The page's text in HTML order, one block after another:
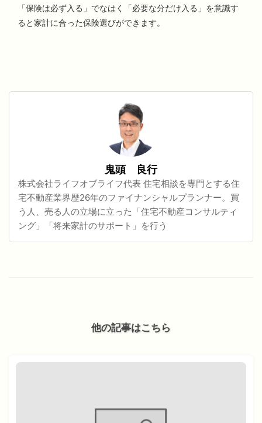
「保険は必ず入る」でなはく「必要な分だけ入る」を意識す
ると家計に合った保険選びができます。
鬼頭 良行
株式会社ライフオブライフ代表 住宅相談を専門とする住
宅不動産業界歴26年のファイナンシャルプランナー。買
う人、売る人の立場に立った「住宅不動産コンサルティ
ング」「将来家計のサポート」を行う
他の記事はこちら